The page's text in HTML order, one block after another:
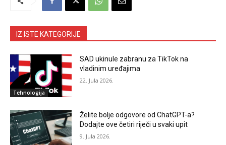
IZ ISTE KATEGORIJE
Tehnologija
SAD ukinule zabranu za TikTok na
vladinim uređajima
22. Jula 2026.
Želite bolje odgovore od ChatGPT-a?
Dodajte ove četiri riječi u svaki upit
9. Jula 2026.